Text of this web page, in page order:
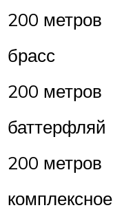
200 метров
брасс
200 метров
баттерфляй
200 метров
комплексное